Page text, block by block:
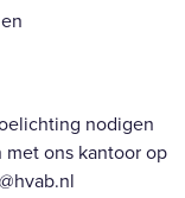
nodigen
ons kantoor op